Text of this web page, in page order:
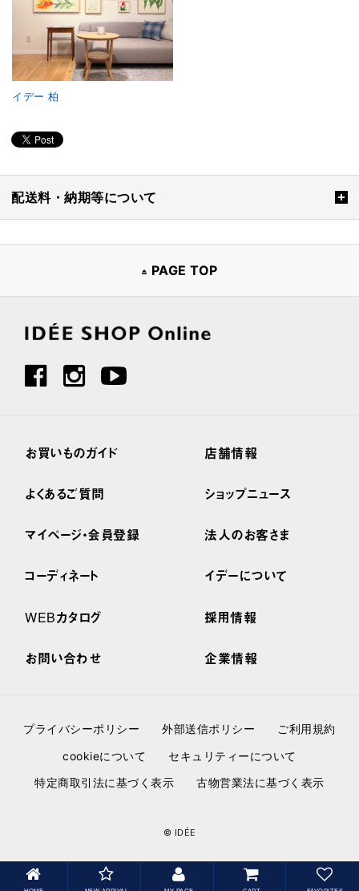
イデー 柏
配送料・納期等について
PAGE TOP
お買いものガイド
よくあるご質問
マイページ・会員登録
コーディネート
WEBカタログ
お問い合わせ
店舗情報
ショップニュース
法人のお客さま
イデーについて
採用情報
企業情報
プライバシーポリシー 外部送信ポリシー
ご利用規約
cookieについて
セキュリティーについて
特定商取引法に基づく表示
古物営業法に基づく表示
© IDÉE